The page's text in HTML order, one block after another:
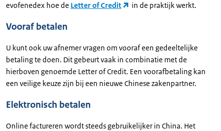
evofenedex hoe de Letter of Credit in de praktijk werkt.
Vooraf betalen
U kunt ook uw afnemer vragen om vooraf een gedeeltelijke
betaling te doen. Dit gebeurt vaak in combinatie met de
hierboven genoemde Letter of Credit. Een voorafbetaling kan
een veilige keuze zijn bij een nieuwe Chinese zakenpartner.
Elektronisch betalen
Online factureren wordt steeds gebruikelijker in China. Het